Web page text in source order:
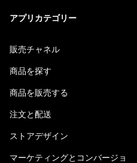
アプリカテゴリー
販売チャネル
商品を探す
商品を販売する
注文と配送
ストアデザイン
マーケティングとコンバージョ